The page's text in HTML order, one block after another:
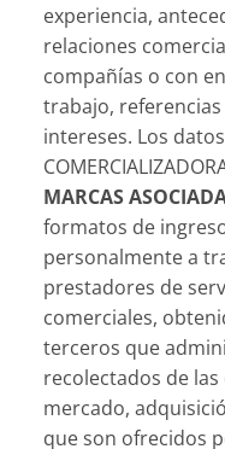
experiencia,
relaciones
compañías o con
trabajo,
intereses. Los
MARCAS
formatos de
personalmente a
prestadores de
comerciales,
terceros que
recolectados de
mercado,
que son ofrecidos